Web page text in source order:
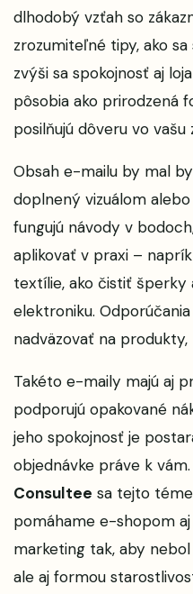
dlhodobý vzťah so
zrozumiteľné tipy, ako
zvýši sa spokojnosť aj
pôsobia ako prirodzená
posilňujú dôveru vo vašu
Obsah e-mailu by mal
doplnený vizuálom
fungujú návody v
aplikovať v praxi –
textílie, ako čistiť šperky
elektroniku.
nadväzovať na
Takéto e-maily majú aj
podporujú opakované
jeho spokojnosť je
objednávke práve k
Consultee sa tejto
pomáhame e-shopom
marketing tak, aby
ale aj formou